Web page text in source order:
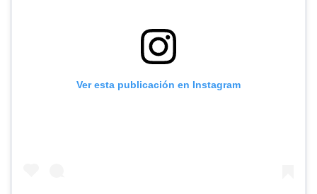
Ver esta publicación en Instagram